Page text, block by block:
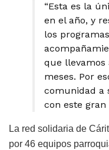
“Esta es la
en el año, y
los
que llevamos
meses. Por
comunidad a
con este gran
La red solidaria de
por 46 equipos